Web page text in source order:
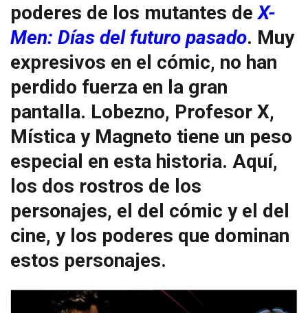
poderes de los mutantes deX-
Men: Días del futuro pasado. Muy
expresivos en el cómic, no han
perdido fuerza en la gran
pantalla. Lobezno, Profesor X,
Mística y Magneto tiene un peso
especial en esta historia. Aquí,
los dos rostros de los
personajes, el del cómic y el del
cine, y los poderes que dominan
estos personajes.